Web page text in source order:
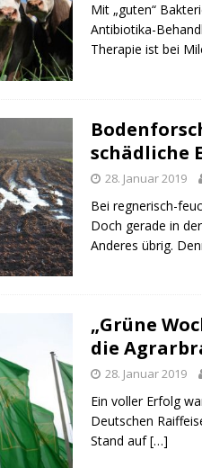
Mit „guten“
Antibiotika-
Therapie ist bei
schädliche
28. Januar 2019
Bei regnerisch-
Doch gerade in
Anderes übrig.
„Grüne
die
28. Januar 2019
Ein voller Erfolg
Deutschen
Stand auf[…]